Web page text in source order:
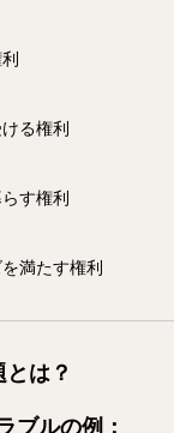
る権利
す権利
満たす権利
は？
ブルの例：